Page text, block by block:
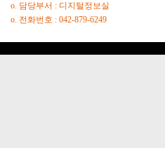
o. 담당부서 : 디지털정보실
o. 전화번호 : 042-879-6249